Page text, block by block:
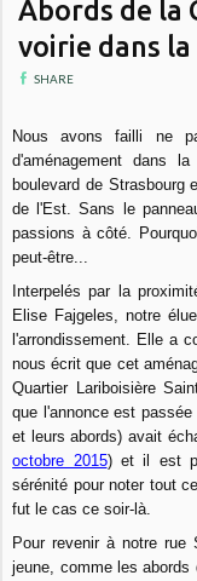
Abords de la
voirie dans
SHARE
Nous avons failli ne
d'aménagement dans la
boulevard de Strasbourg
de l'Est. Sans le
passions à côté.
peut-être...
Interpelés par la
Elise Fajgeles, notre
l'arrondissement. Elle a
nous écrit que cet
Quartier Lariboisière
que l'annonce est
et leurs abords) avait
octobre 2015) et il est
sérénité pour noter tout
fut le cas ce soir-là.
Pour revenir à notre rue
jeune, comme les